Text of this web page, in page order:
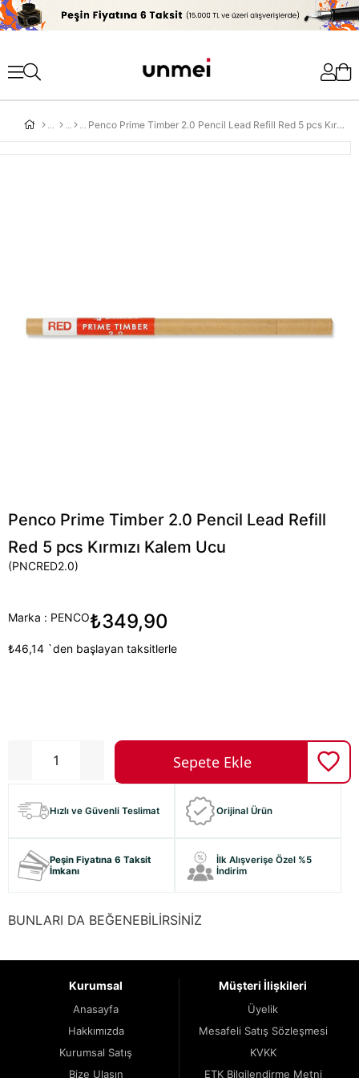
'
Penco Prime Timber 2.0 Pencil Lead Refill Red 5 pcs Kırmızı Kalem Ucu
Penco Prime Timber 2.0 Pencil Lead Refill
Red 5 pcs Kırmızı Kalem Ucu
(PNCRED2.0)
Marka : PENCO₺349,90
₺46,14 `den başlayan taksitlerle
Hızlı ve Güvenli Teslimat Orijinal Ürün
Peşin Fiyatına 6 Taksit
İmkanı
İlk Alışverişe Özel %5
İndirim
BUNLARI DA BEĞENEBİLİRSİNİZ
Kurumsal
Anasayfa
Hakkımızda
Kurumsal Satış
Bize Ulaşın
Müşteri İlişkileri
Üyelik
Mesafeli Satış Sözleşmesi
KVKK
ETK Bilgilendirme Metni